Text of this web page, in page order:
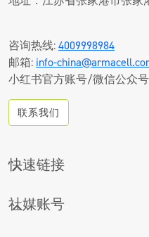
咨询热线: 4009998984
邮箱: info-
小红书官方账号/微信公众
联系我们
快速链接
CONTACT
社媒账号